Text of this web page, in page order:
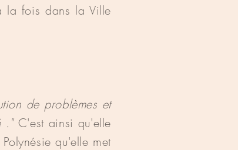
la fois dans la Ville
de problèmes et
."C'est ainsi qu'elle
qu'elle met